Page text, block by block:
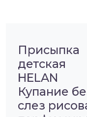
Присыпка
детская
HELAN
Купание
слез